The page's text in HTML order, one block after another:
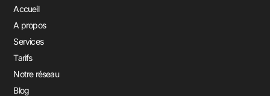
Accueil
A propos
Services
Tarifs
Notre réseau
Blog